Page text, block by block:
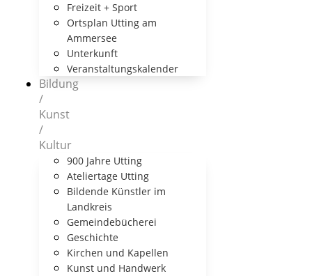
Freizeit + Sport
Ortsplan Utting am
Ammersee
Unterkunft
Veranstaltungskalender
Bildung
/
Kunst
/
Kultur
900 Jahre Utting
Ateliertage Utting
Bildende Künstler im
Landkreis
Gemeindebücherei
Geschichte
Kirchen und Kapellen
Kunst und Handwerk